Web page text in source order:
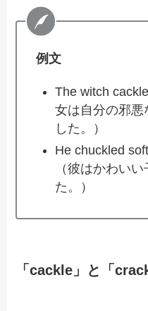
例文
The witch
女は自分の邪悪
した。）
He chuckled
（彼はかわい
た。）
「cackle」と「